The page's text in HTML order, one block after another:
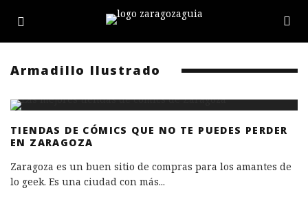
Armadillo Ilustrado
TIENDAS DE CÓMICS QUE NO TE PUEDES PERDER
EN ZARAGOZA
Zaragoza es un buen sitio de compras para los amantes de
lo geek. Es una ciudad con más...